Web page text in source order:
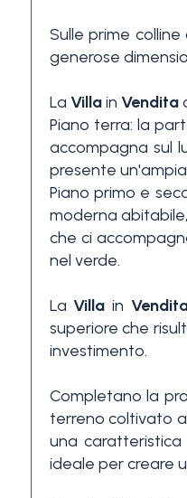
Sulle prime colline
generose
La Villain Vendita
Piano terra: la
accompagna sul
presente
Piano primo e
moderna
che ci
nel verde.
La Villa in
superiore che
investimento.
Completano la
terreno coltivato
una
ideale per creare
Altre
opzioni
multiscelta
Giardino
Balcone/Terrazzo
Ascensore
Piscina